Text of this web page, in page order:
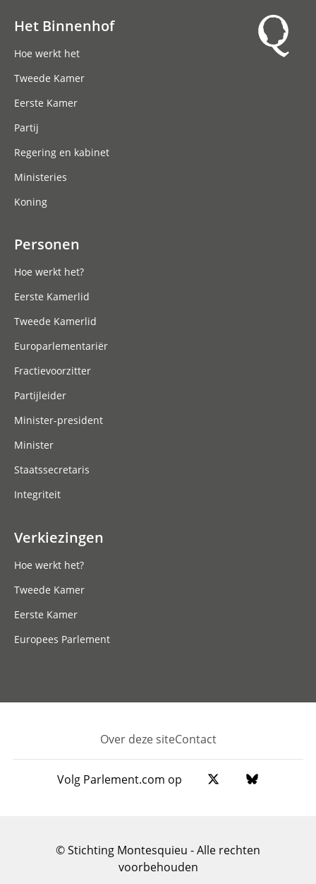
Het Binnenhof
Hoe werkt het
Tweede Kamer
Eerste Kamer
Partij
Regering en kabinet
Ministeries
Koning
Personen
Hoe werkt het?
Eerste Kamerlid
Tweede Kamerlid
Europarlementariër
Fractievoorzitter
Partijleider
Minister-president
Minister
Staatssecretaris
Integriteit
Verkiezingen
Hoe werkt het?
Tweede Kamer
Eerste Kamer
Europees Parlement
Footer
Over deze siteContact
Volg Parlement.com op
© Stichting Montesquieu - Alle rechten
voorbehouden